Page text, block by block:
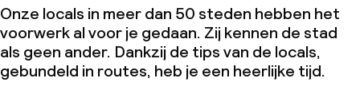
Onze locals in meer dan 50 steden hebben het
voorwerk al voor je gedaan. Zij kennen de stad
als geen ander. Dankzij de tips van de locals,
gebundeld in routes, heb je een heerlijke tijd.